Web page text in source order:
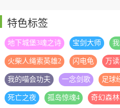
特色标签
地下城堡3魂之诗 宝剑大师
火柴人绳索英雄2 闪电龟 万
我的喵会功夫 一念剑歌 足球
死亡之夜 孤岛惊魂4 奇幻森